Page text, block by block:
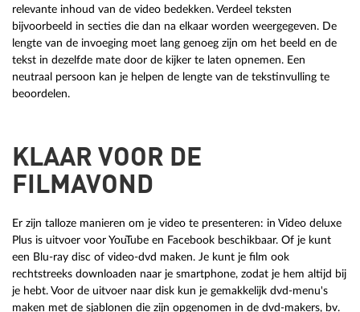
relevante inhoud van de video bedekken. Verdeel teksten
bijvoorbeeld in secties die dan na elkaar worden weergegeven. De
lengte van de invoeging moet lang genoeg zijn om het beeld en de
tekst in dezelfde mate door de kijker te laten opnemen. Een
neutraal persoon kan je helpen de lengte van de tekstinvulling te
beoordelen.
KLAAR VOOR DE
FILMAVOND
Er zijn talloze manieren om je video te presenteren: in Video deluxe
Plus is uitvoer voor YouTube en Facebook beschikbaar. Of je kunt
een Blu-ray disc of video-dvd maken. Je kunt je film ook
rechtstreeks downloaden naar je smartphone, zodat je hem altijd bij
je hebt. Voor de uitvoer naar disk kun je gemakkelijk dvd-menu's
maken met de sjablonen die zijn opgenomen in de dvd-makers, bv.